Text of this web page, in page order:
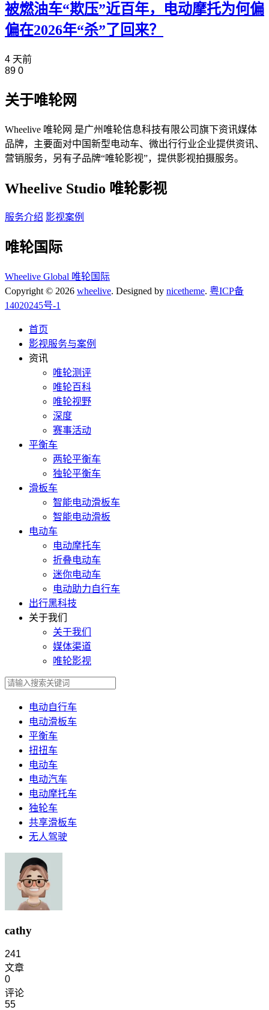
被燃油车“欺压”近百年，电动摩托为何偏
偏在2026年“杀”了回来？
4 天前
89 0
关于唯轮网
Wheelive 唯轮网 是广州唯轮信息科技有限公司旗下资讯媒体
品牌，主要面对中国新型电动车、微出行行业企业提供资讯、
营销服务，另有子品牌“唯轮影视”，提供影视拍摄服务。
Wheelive Studio 唯轮影视
服务介绍 影视案例
唯轮国际
Wheelive Global 唯轮国际
Copyright © 2026 wheelive. Designed by nicetheme. 粤ICP备
14020245号-1
首页
影视服务与案例
资讯
唯轮测评
唯轮百科
唯轮视野
深度
赛事活动
平衡车
两轮平衡车
独轮平衡车
滑板车
智能电动滑板车
智能电动滑板
电动车
电动摩托车
折叠电动车
迷你电动车
电动助力自行车
出行黑科技
关于我们
关于我们
媒体渠道
唯轮影视
电动自行车
电动滑板车
平衡车
扭扭车
电动车
电动汽车
电动摩托车
独轮车
共享滑板车
无人驾驶
cathy
241
文章
0
评论
55